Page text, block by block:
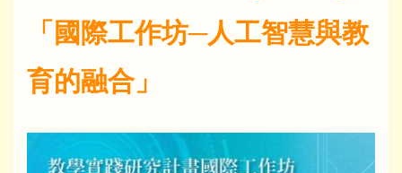
「國際工作坊─人工智慧與教
育的融合」